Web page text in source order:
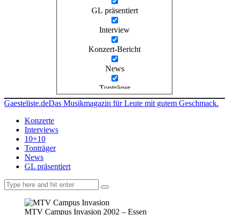
GL präsentiert
Interview
Konzert-Bericht
News
Tonträger
Gaesteliste.deDas Musikmagazin für Leute mit gutem Geschmack.
Konzerte
Interviews
10+10
Tonträger
News
GL präsentiert
MTV Campus Invasion 2002 – Essen